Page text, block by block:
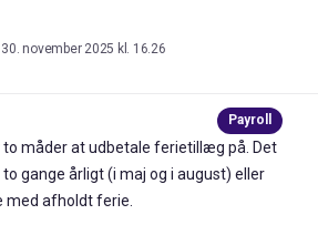
30. november 2025 kl. 16.26
to måder at udbetale ferietillæg på. Det
gange årligt (i maj og i august) eller
med afholdt ferie.